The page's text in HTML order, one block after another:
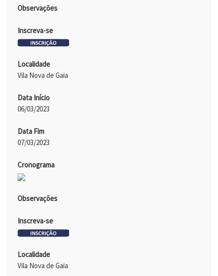
Observações
Inscreva-se
Localidade
Vila Nova de Gaia
Data Início
06/03/2023
Data Fim
07/03/2023
Cronograma
Observações
Inscreva-se
Localidade
Vila Nova de Gaia